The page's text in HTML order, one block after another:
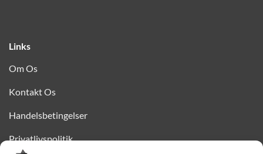
Links
Om Os
Kontakt Os
Handelsbetingelser
Privatlivspolitik